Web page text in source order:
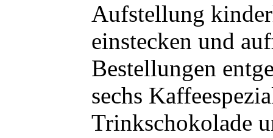
Aufstellung
einstecken und
Bestellungen
sechs
Trinkschokolade